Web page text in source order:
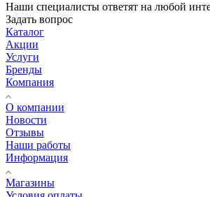
Наши специалисты ответят на любой
Задать вопрос
Каталог
Акции
Услуги
Бренды
Компания
О компании
Новости
Отзывы
Наши работы
Информация
Магазины